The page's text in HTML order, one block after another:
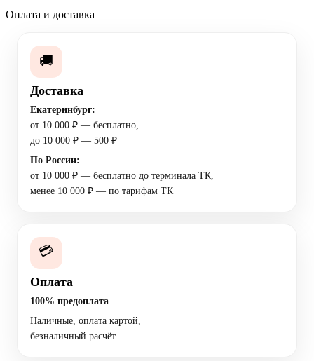
Оплата и доставка
🚚
Доставка
Екатеринбург:
от 10 000 ₽ — бесплатно,
до 10 000 ₽ — 500 ₽
По России:
от 10 000 ₽ — бесплатно до терминала ТК,
менее 10 000 ₽ — по тарифам ТК
💳
Оплата
100% предоплата
Наличные, оплата картой,
безналичный расчёт